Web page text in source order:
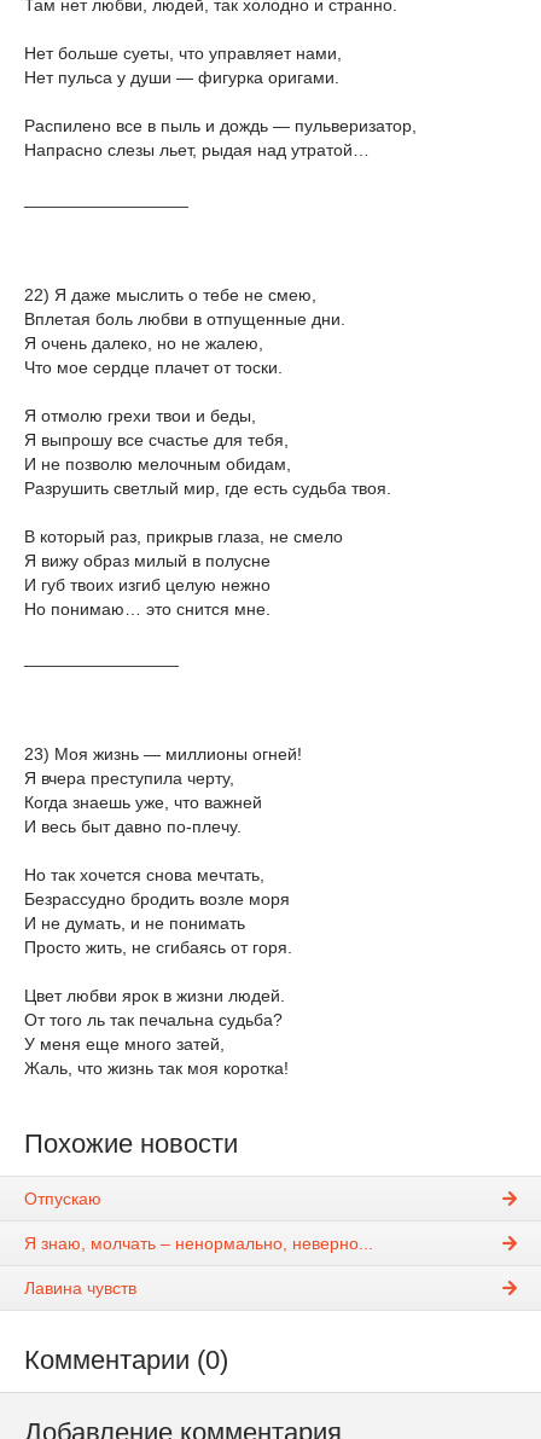
Там нет любви, людей, так холодно и странно.
Нет больше суеты, что управляет нами,
Нет пульса у души — фигурка оригами.
Распилено все в пыль и дождь — пульверизатор,
Напрасно слезы льет, рыдая над утратой…
22) Я даже мыслить о тебе не смею,
Вплетая боль любви в отпущенные дни.
Я очень далеко, но не жалею,
Что мое сердце плачет от тоски.
Я отмолю грехи твои и беды,
Я выпрошу все счастье для тебя,
И не позволю мелочным обидам,
Разрушить светлый мир, где есть судьба твоя.
В который раз, прикрыв глаза, не смело
Я вижу образ милый в полусне
И губ твоих изгиб целую нежно
Но понимаю… это снится мне.
23) Моя жизнь — миллионы огней!
Я вчера преступила черту,
Когда знаешь уже, что важней
И весь быт давно по-плечу.
Но так хочется снова мечтать,
Безрассудно бродить возле моря
И не думать, и не понимать
Просто жить, не сгибаясь от горя.
Цвет любви ярок в жизни людей.
От того ль так печальна судьба?
У меня еще много затей,
Жаль, что жизнь так моя коротка!
Похожие новости
Отпускаю
Я знаю, молчать – ненормально, неверно...
Лавина чувств
Комментарии (0)
Добавление комментария